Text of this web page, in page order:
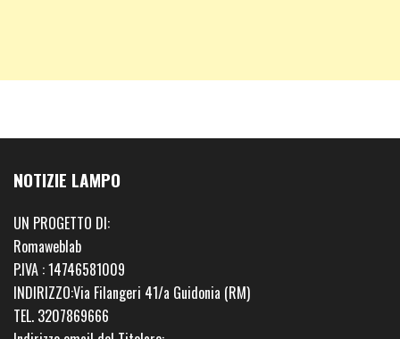
NOTIZIE LAMPO
UN PROGETTO DI:
Romaweblab
P.IVA : 14746581009
INDIRIZZO:Via Filangeri 41/a Guidonia (RM)
TEL. 3207869666